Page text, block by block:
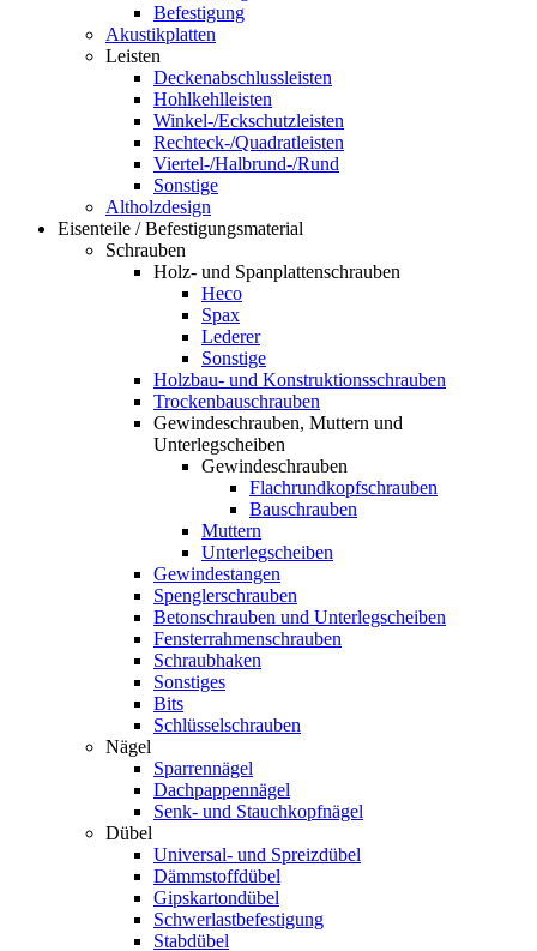
Befestigung
Akustikplatten
Leisten
Deckenabschlussleisten
Hohlkehlleisten
Winkel-/Eckschutzleisten
Rechteck-/Quadratleisten
Viertel-/Halbrund-/Rund
Sonstige
Altholzdesign
Eisenteile / Befestigungsmaterial
Schrauben
Holz- und Spanplattenschrauben
Heco
Spax
Lederer
Sonstige
Holzbau- und Konstruktionsschrauben
Trockenbauschrauben
Gewindeschrauben, Muttern und
Unterlegscheiben
Gewindeschrauben
Flachrundkopfschrauben
Bauschrauben
Muttern
Unterlegscheiben
Gewindestangen
Spenglerschrauben
Betonschrauben und Unterlegscheiben
Fensterrahmenschrauben
Schraubhaken
Sonstiges
Bits
Schlüsselschrauben
Nägel
Sparrennägel
Dachpappennägel
Senk- und Stauchkopfnägel
Dübel
Universal- und Spreizdübel
Dämmstoffdübel
Gipskartondübel
Schwerlastbefestigung
Stabdübel